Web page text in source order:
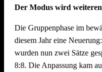
reichlich für alle Helfer
Der Modus wird
Die Gruppenphase im
diesem Jahr eine
wurden nun zwei Sätze
8:8. Die Anpassung kam